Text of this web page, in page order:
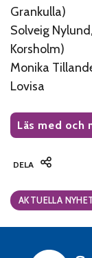
Grankulla)
Solveig
Korsholm)
Monika
Lovisa
Läs med och
DELA
Categories:
AKTUELLA